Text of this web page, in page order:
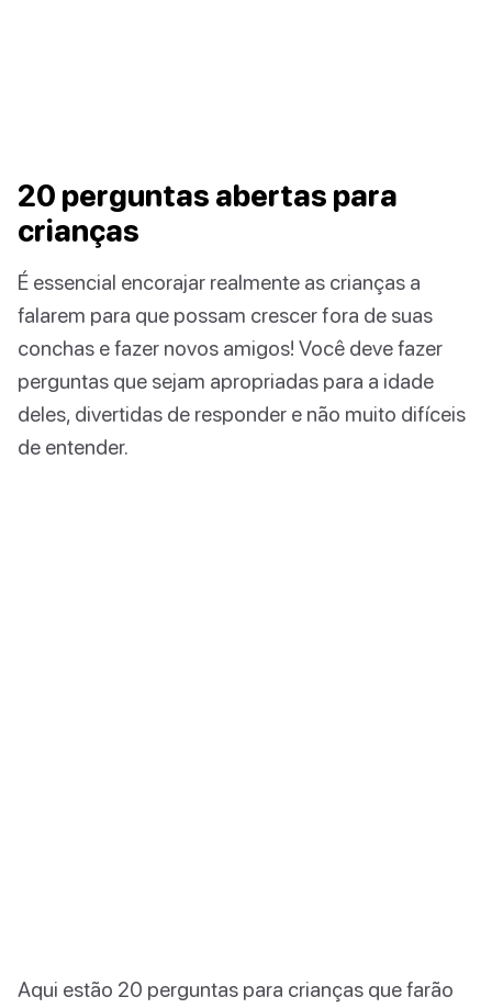
20 perguntas abertas para
crianças
É essencial encorajar realmente as crianças a
falarem para que possam crescer fora de suas
conchas e fazer novos amigos! Você deve fazer
perguntas que sejam apropriadas para a idade
deles, divertidas de responder e não muito difíceis
de entender.
Aqui estão 20 perguntas para crianças que farão